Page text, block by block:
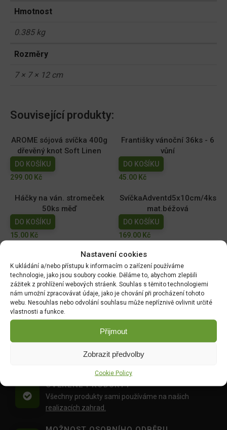
Nastavení cookies
K ukládání a/nebo přístupu k informacím o zařízení používáme
technologie, jako jsou soubory cookie. Děláme to, abychom zlepšili
zážitek z prohlížení webových stráenk. Souhlas s těmito technologiemi
nám umožní zpracovávat údaje, jako je chování při procházení tohoto
webu. Nesouhlas nebo odvolání souhlasu může nepříznivě ovlivnit určité
vlastnosti a funkce.
Přijmout
Zobrazit předvolby
Cookie Policy
Hmotnost
0.385 kg
Rozměry
7 × 7 × 12 cm
Související produkty:
AROME sójová svíčka 400g
dřevěný knot Soft Linen
DO KOŠÍKU
299.00 Kč
Františky vánoční 36ks - 6
vůní
DO KOŠÍKU
45.00 Kč
Háčky na ván. stromeček
50ks měď
DO KOŠÍKU
15.00 Kč
SvíčkaAdventd5x10cm/4ks
mat.béžová
DO KOŠÍKU
169.00 Kč
SvíčkaAdventd5x10cm/4ks
/mat.červená
DO KOŠÍKU
169.00Kč
Cookiesd8x14cm/Cherry
DO KOŠÍKU
179.00Kč
DOPRAVA ZDARMA OD 1500 KČ
Doprava objednávek od 1500 Kč,
OVĚŘENÉ PRODUKTY
Všechny produkty sami používáme na našich
realizacích zahrad.